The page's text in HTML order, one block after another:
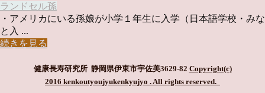
ランドセル孫
・アメリカにいる孫娘が小学１年生に入学（日本語学校・みな
と入 ...
続きを見る
健康長寿研究所 静岡県伊東市宇佐美3629-82 Copyright(c)
2016 kenkoutyoujyukenkyujyo . All rights reserved.